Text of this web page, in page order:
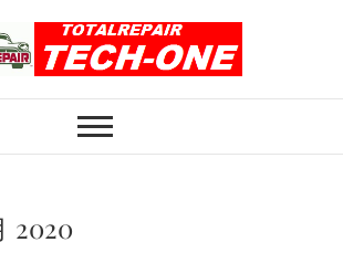
ール修理のト
ルリペアテッ
2020